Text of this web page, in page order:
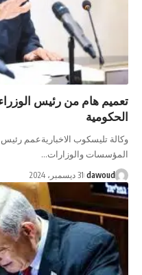
هام من رئيس الوزراء الى
تليسكوب الاخباريةعمم رئيس
والوزارات…
dawoud 31 ديسمبر، 2024